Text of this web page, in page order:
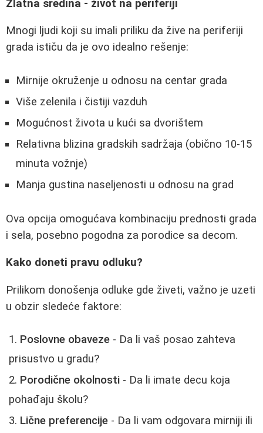
Zlatna sredina - život na periferiji
Mnogi ljudi koji su imali priliku da žive na periferiji
grada ističu da je ovo idealno rešenje:
Mirnije okruženje u odnosu na centar grada
Više zelenila i čistiji vazduh
Mogućnost života u kući sa dvorištem
Relativna blizina gradskih sadržaja (obično 10-15
minuta vožnje)
Manja gustina naseljenosti u odnosu na grad
Ova opcija omogućava kombinaciju prednosti grada
i sela, posebno pogodna za porodice sa decom.
Kako doneti pravu odluku?
Prilikom donošenja odluke gde živeti, važno je uzeti
u obzir sledeće faktore:
Poslovne obaveze - Da li vaš posao zahteva
prisustvo u gradu?
Porodične okolnosti - Da li imate decu koja
pohađaju školu?
Lične preferencije - Da li vam odgovara mirniji ili